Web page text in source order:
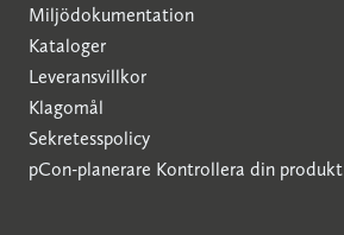
Miljödokumentation
Kataloger
Leveransvillkor
Klagomål
Sekretesspolicy
pCon-planerare Kontrollera din produkt